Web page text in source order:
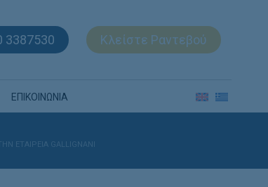
3387530 Κλείστε Ραντεβού
ΕΠΙΚΟΙΝΩΝΙΑ
ΕΤΑΙΡΕΊΑ GALLIGNANI